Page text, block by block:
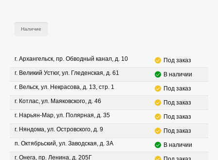
Наличие
г. Архангельск, пр. Обводный канал, д. 10
Под заказ
г. Великий Устюг, ул. Гледенская, д. 61
В наличии
г. Вельск, ул. Некрасова, д. 13, стр. 1
Под заказ
г. Котлас, ул. Маяковского, д. 46
Под заказ
г. Нарьян-Мар, ул. Полярная, д. 35
Под заказ
г. Няндома, ул. Островского, д. 9
Под заказ
п. Октябрьский, ул. Заводская, д. 3А
В наличии
г. Онега, пр. Ленина, д. 205Г